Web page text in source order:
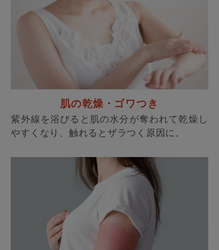
肌の乾燥・ゴワつき
紫外線を浴びると肌の水分が奪われて乾燥し
やすくなり、触れるとザラつく原因に。